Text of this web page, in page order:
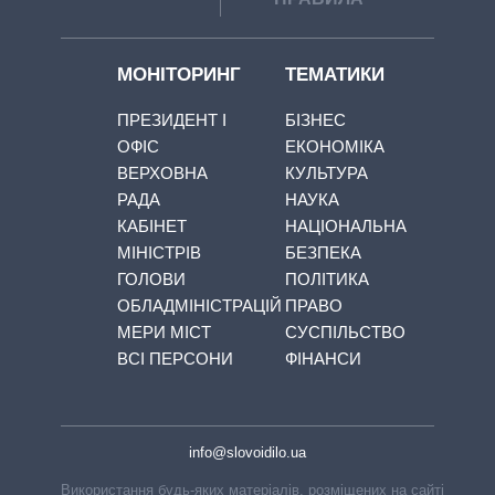
МОНІТОРИНГ
ПРЕЗИДЕНТ І
ОФІС
ВЕРХОВНА
РАДА
КАБІНЕТ
МІНІСТРІВ
ГОЛОВИ
ОБЛАДМІНІСТРАЦІЙ
МЕРИ МІСТ
ВСІ ПЕРСОНИ
ТЕМАТИКИ
БІЗНЕС
ЕКОНОМІКА
КУЛЬТУРА
НАУКА
НАЦІОНАЛЬНА
БЕЗПЕКА
ПОЛІТИКА
ПРАВО
СУСПІЛЬСТВО
ФІНАНСИ
info@slovoidilo.ua
Використання будь-яких матеріалів, розміщених на сайті,